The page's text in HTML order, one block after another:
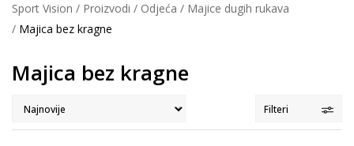
Sport Vision Proizvodi Odjeća
Majice dugih rukava
Majica bez kragne
Majica bez kragne
Filteri